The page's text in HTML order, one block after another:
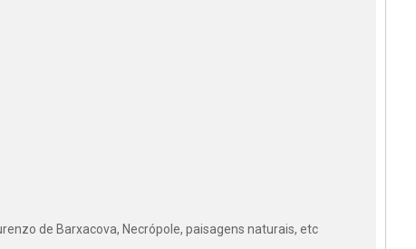
de Barxacova, Necrópole, paisagens naturais, etc